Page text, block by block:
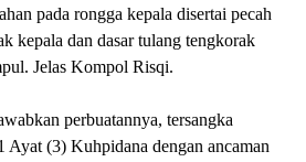
pada rongga kepala disertai pecah
kepala dan dasar tulang tengkorak
Jelas Kompol Risqi.
perbuatannya, tersangka
Ayat (3) Kuhpidana dengan ancaman